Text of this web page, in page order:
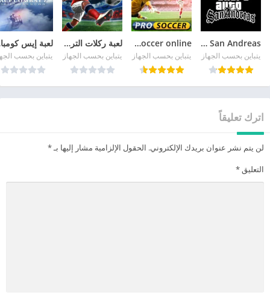
GTA San Andreas
يتباين بحسب الجهاز
pro soccer online مهكرة
يتباين بحسب الجهاز
لعبة ركلات الترجيح
يتباين بحسب الجهاز يتباين بحسب
اترك تعليقاً
لن يتم نشر عنوان بريدك الإلكتروني. الحقول الإلزامية مشار إليها بـ*
التعليق *